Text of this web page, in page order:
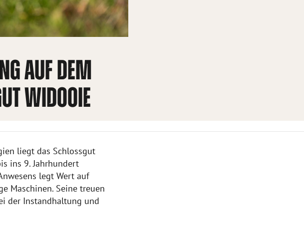
AUF DEM
WIDOOIE
liegt das Schlossgut
ins 9. Jahrhundert
legt Wert auf
Maschinen. Seine treuen
der Instandhaltung und